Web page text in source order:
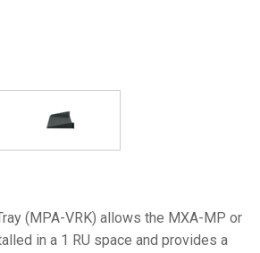
(MPA-VRK) allows the MXA-MP or
in a 1 RU space and provides a